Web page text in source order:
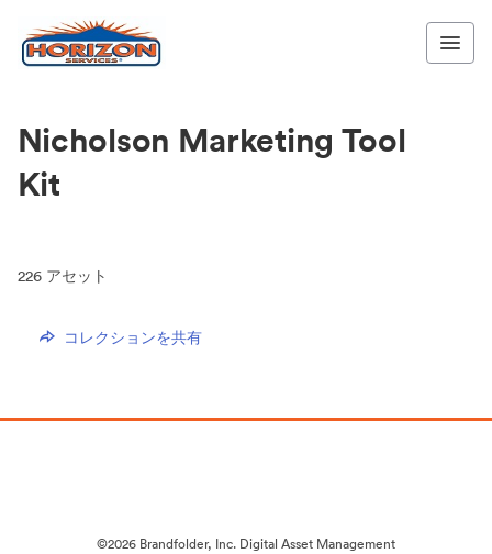
Nicholson Marketing Tool
Kit
226 アセット
コレクションを共有
©2026 Brandfolder, Inc. Digital Asset Management